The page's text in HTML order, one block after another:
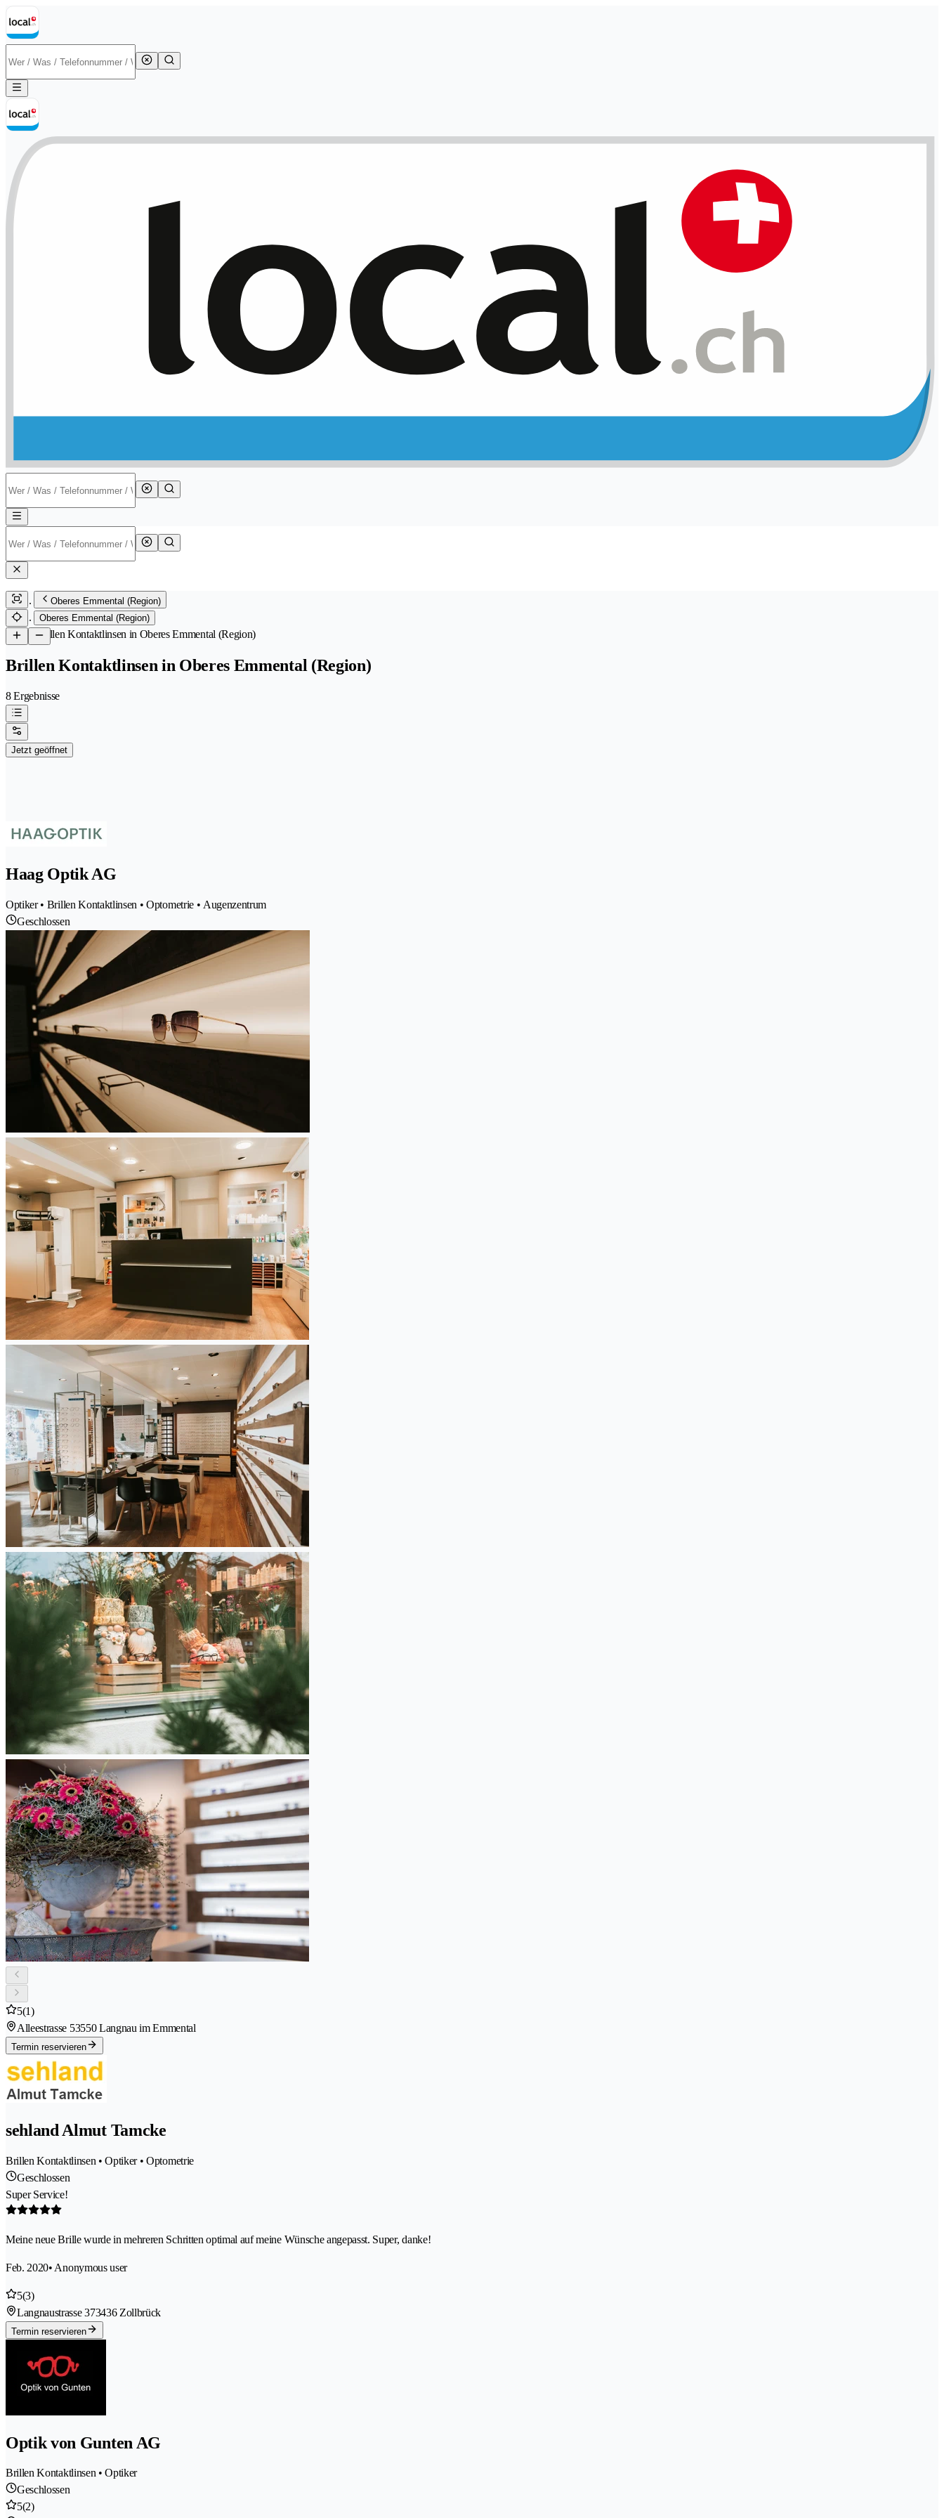
Oberes Emmental (Region)
Oberes Emmental (Region)
/Brillen Kontaktlinsen in Oberes Emmental (Region)
Brillen Kontaktlinsen in Oberes Emmental (Region)
8 Ergebnisse
Jetzt geöffnet
Haag Optik AG
Optiker • Brillen Kontaktlinsen • Optometrie • Augenzentrum
Geschlossen
5(1)
Alleestrasse 53550 Langnau im Emmental
Termin reservieren
sehland Almut Tamcke
Brillen Kontaktlinsen • Optiker • Optometrie
Geschlossen
Super Service!
Meine neue Brille wurde in mehreren Schritten optimal auf meine Wünsche angepasst. Super, danke!
Feb. 2020• Anonymous user
5(3)
Langnaustrasse 373436 Zollbrück
Termin reservieren
Optik von Gunten AG
Brillen Kontaktlinsen • Optiker
Geschlossen
5(2)